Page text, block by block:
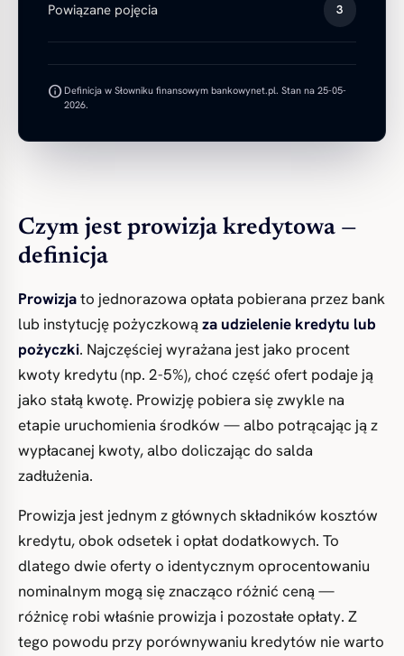
Powiązane pojęcia 3
infoDefinicja w Słowniku finansowym bankowynet.pl. Stan na 25-05-
2026.
Czym jest prowizja kredytowa —
definicja
Prowizjato jednorazowa opłata pobierana przez bank
lub instytucję pożyczkową za udzielenie kredytu lub
pożyczki. Najczęściej wyrażana jest jako procent
kwoty kredytu (np. 2-5%), choć część ofert podaje ją
jako stałą kwotę. Prowizję pobiera się zwykle na
etapie uruchomienia środków — albo potrącając ją z
wypłacanej kwoty, albo doliczając do salda
zadłużenia.
Prowizja jest jednym z głównych składników kosztów
kredytu, obok odsetek i opłat dodatkowych. To
dlatego dwie oferty o identycznym oprocentowaniu
nominalnym mogą się znacząco różnić ceną —
różnicę robi właśnie prowizja i pozostałe opłaty. Z
tego powodu przy porównywaniu kredytów nie warto